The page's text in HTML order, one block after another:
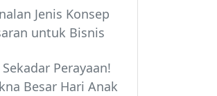
Jenis Konsep
untuk Bisnis
Perayaan!
Besar Hari Anak